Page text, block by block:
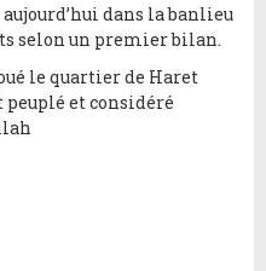
dans la banlieu
selon un premier bilan.
le quartier de Haret
et considéré